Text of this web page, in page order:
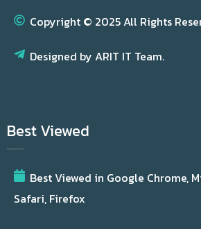
Copyright © 2025 All Rights
Designed by ARIT IT Team.
Best Viewed
Best Viewed in Google Chrome,
Safari, Firefox